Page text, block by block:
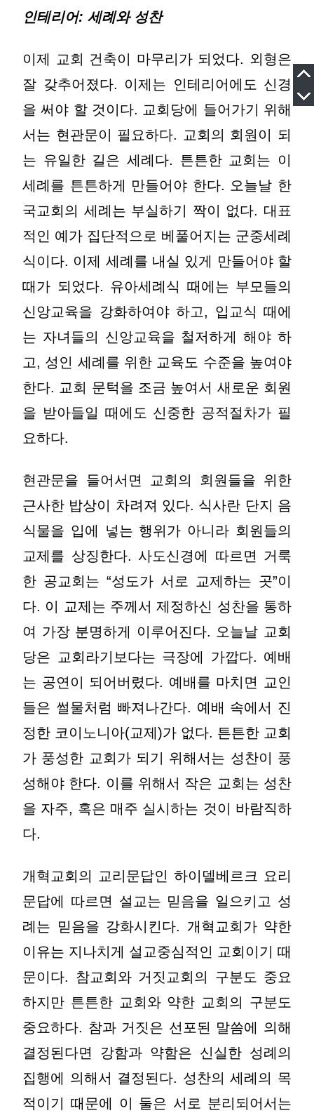
인테리어: 세례와 성찬
이제 교회 건축이 마무리가 되었다. 외형은
잘 갖추어졌다. 이제는 인테리어에도 신경
을 써야 할 것이다. 교회당에 들어가기 위해
서는 현관문이 필요하다. 교회의 회원이 되
는 유일한 길은 세례다. 튼튼한 교회는 이
세례를 튼튼하게 만들어야 한다. 오늘날 한
국교회의 세례는 부실하기 짝이 없다. 대표
적인 예가 집단적으로 베풀어지는 군중세례
식이다. 이제 세례를 내실 있게 만들어야 할
때가 되었다. 유아세례식 때에는 부모들의
신앙교육을 강화하여야 하고, 입교식 때에
는 자녀들의 신앙교육을 철저하게 해야 하
고, 성인 세례를 위한 교육도 수준을 높여야
한다. 교회 문턱을 조금 높여서 새로운 회원
을 받아들일 때에도 신중한 공적절차가 필
요하다.
현관문을 들어서면 교회의 회원들을 위한
근사한 밥상이 차려져 있다. 식사란 단지 음
식물을 입에 넣는 행위가 아니라 회원들의
교제를 상징한다. 사도신경에 따르면 거룩
한 공교회는 “성도가 서로 교제하는 곳”이
다. 이 교제는 주께서 제정하신 성찬을 통하
여 가장 분명하게 이루어진다. 오늘날 교회
당은 교회라기보다는 극장에 가깝다. 예배
는 공연이 되어버렸다. 예배를 마치면 교인
들은 썰물처럼 빠져나간다. 예배 속에서 진
정한 코이노니아(교제)가 없다. 튼튼한 교회
가 풍성한 교회가 되기 위해서는 성찬이 풍
성해야 한다. 이를 위해서 작은 교회는 성찬
을 자주, 혹은 매주 실시하는 것이 바람직하
다.
개혁교회의 교리문답인 하이델베르크 요리
문답에 따르면 설교는 믿음을 일으키고 성
례는 믿음을 강화시킨다. 개혁교회가 약한
이유는 지나치게 설교중심적인 교회이기 때
문이다. 참교회와 거짓교회의 구분도 중요
하지만 튼튼한 교회와 약한 교회의 구분도
중요하다. 참과 거짓은 선포된 말씀에 의해
결정된다면 강함과 약함은 신실한 성례의
집행에 의해서 결정된다. 성찬의 세례의 목
적이기 때문에 이 둘은 서로 분리되어서는